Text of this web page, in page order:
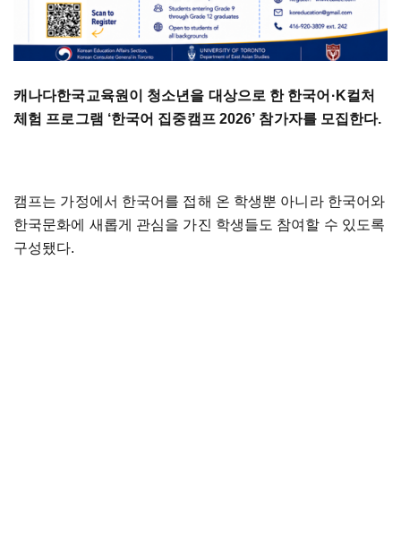
캐나다한국교육원이 청소년을 대상으로 한 한국어·K컬처
체험 프로그램 ‘한국어 집중캠프 2026’ 참가자를 모집한다.
캠프는 가정에서 한국어를 접해 온 학생뿐 아니라 한국어와
한국문화에 새롭게 관심을 가진 학생들도 참여할 수 있도록
구성됐다.